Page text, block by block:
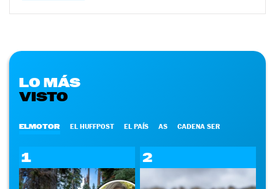
LO MÁS
VISTO
ELMOTOR EL HUFFPOST EL PAÍS AS CADENA SER
1 2